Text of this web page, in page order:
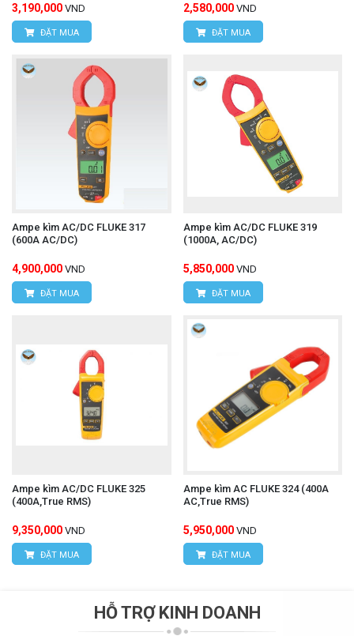
3,190,000 VND
ĐẶT MUA
2,580,000 VND
ĐẶT MUA
Ampe kìm AC/DC FLUKE 317
(600A AC/DC)
4,900,000 VND
ĐẶT MUA
Ampe kìm AC/DC FLUKE 319
(1000A, AC/DC)
5,850,000 VND
ĐẶT MUA
Ampe kìm AC/DC FLUKE 325
(400A,True RMS)
9,350,000 VND
ĐẶT MUA
Ampe kìm AC FLUKE 324 (400A
AC,True RMS)
5,950,000 VND
ĐẶT MUA
HỖ TRỢ KINH DOANH